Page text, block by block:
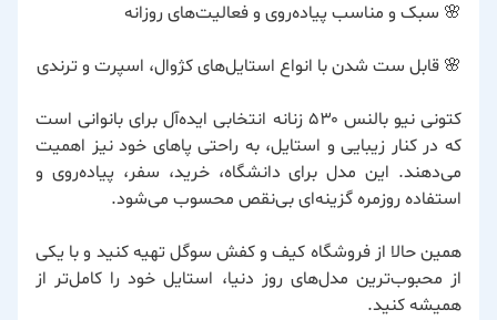
🌸 سبک و مناسب پیاده‌روی و فعالیت‌های روزانه
🌸 قابل ست شدن با انواع استایل‌های کژوال، اسپرت و ترندی
کتونی نیو بالنس ۵۳۰ زنانه انتخابی ایده‌آل برای بانوانی است
که در کنار زیبایی و استایل، به راحتی پاهای خود نیز اهمیت
می‌دهند. این مدل برای دانشگاه، خرید، سفر، پیاده‌روی و
استفاده روزمره گزینه‌ای بی‌نقص محسوب می‌شود.
همین حالا از فروشگاه کیف و کفش سوگل تهیه کنید و با یکی
از محبوب‌ترین مدل‌های روز دنیا، استایل خود را کامل‌تر از
همیشه کنید.